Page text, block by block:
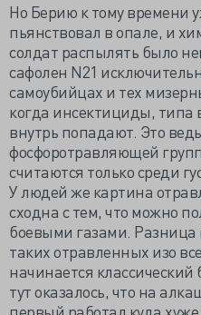
Но Берию к тому времени
пьянствовал в опале, и
солдат распылять было
сафолен N21
самоубийцах и тех
когда инсектициды, типа
внутрь попадают. Это
фосфоротравляющей
считаются только среди
У людей же картина
сходна с тем, что можно
боевыми газами.
таких отравленных изо
начинается
тут оказалось, что на